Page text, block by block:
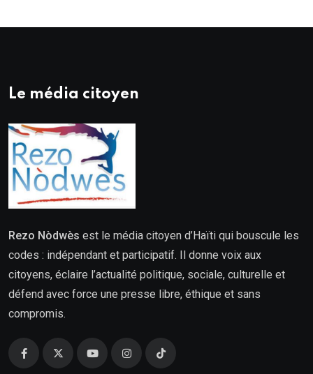
Le média citoyen
Rezo Nòdwès est le média citoyen d’Haïti qui bouscule les
codes : indépendant et participatif. Il donne voix aux
citoyens, éclaire l’actualité politique, sociale, culturelle et
défend avec force une presse libre, éthique et sans
compromis.